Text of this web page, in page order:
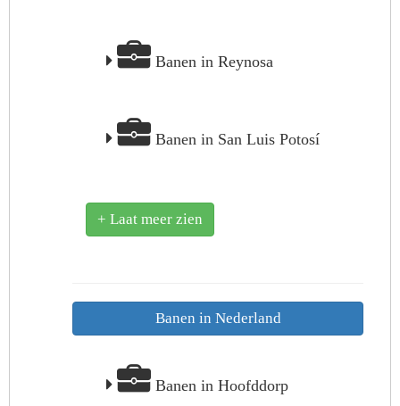
Banen in Reynosa
Banen in San Luis Potosí
+ Laat meer zien
Banen in Nederland
Banen in Hoofddorp